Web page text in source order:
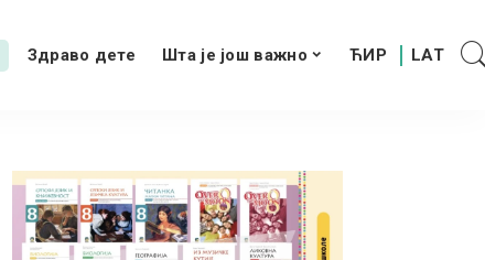
Здраво дете Шта је још важно